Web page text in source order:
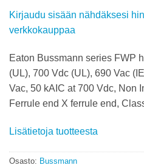
Kirjaudu sisään nähdäksesi
verkkokauppaa
Eaton Bussmann series FWP
(UL), 700 Vdc (UL), 690 Vac
Vac, 50 kAIC at 700 Vdc, Non
Ferrule end X ferrule end,
Lisätietoja tuotteesta
Osasto: Bussmann